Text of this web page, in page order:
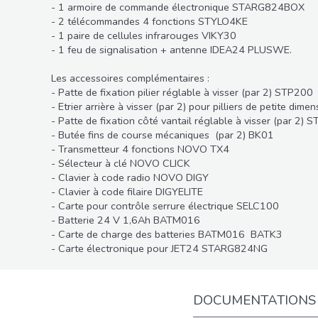
- 1 armoire de commande électronique STARG824BOX
- 2 télécommandes 4 fonctions STYLO4KE
- 1 paire de cellules infrarouges VIKY30
- 1 feu de signalisation + antenne IDEA24 PLUSWE.
Les accessoires complémentaires :
- Patte de fixation pilier réglable à visser (par 2) STP200
- Etrier arrière à visser (par 2) pour pilliers de petite
- Patte de fixation côté vantail réglable à visser (par 2)
- Butée fins de course mécaniques (par 2) BK01
- Transmetteur 4 fonctions NOVO TX4
- Sélecteur à clé NOVO CLICK
- Clavier à code radio NOVO DIGY
- Clavier à code filaire DIGYELITE
- Carte pour contrôle serrure électrique SELC100
- Batterie 24 V 1,6Ah BATM016
- Carte de charge des batteries BATM016 BATK3
- Carte électronique pour JET24 STARG824NG
DOCUMENTATIONS